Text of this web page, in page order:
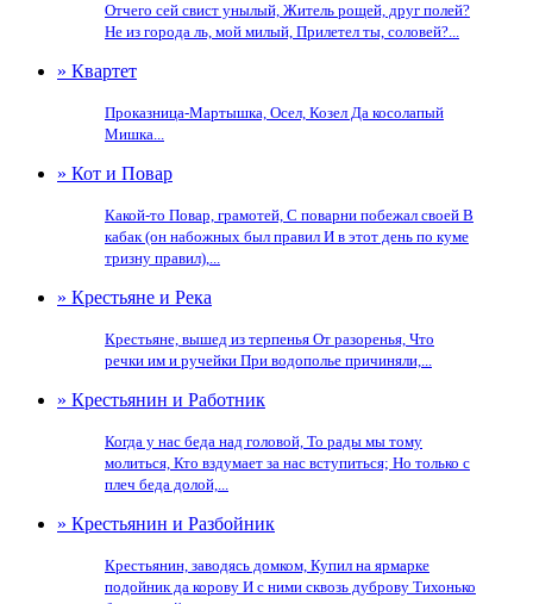
Отчего сей свист унылый, Житель рощей, друг полей?
Не из города ль, мой милый, Прилетел ты, соловей?...
» Квартет
Проказница-Мартышка, Осел, Козел Да косолапый
Мишка...
» Кот и Повар
Какой-то Повар, грамотей, С поварни побежал своей В
кабак (он набожных был правил И в этот день по куме
тризну правил),...
» Крестьяне и Река
Крестьяне, вышед из терпенья От разоренья, Что
речки им и ручейки При водополье причиняли,...
» Крестьянин и Работник
Когда у нас беда над головой, То рады мы тому
молиться, Кто вздумает за нас вступиться; Но только с
плеч беда долой,...
» Крестьянин и Разбойник
Крестьянин, заводясь домком, Купил на ярмарке
подойник да корову И с ними сквозь дуброву Тихонько